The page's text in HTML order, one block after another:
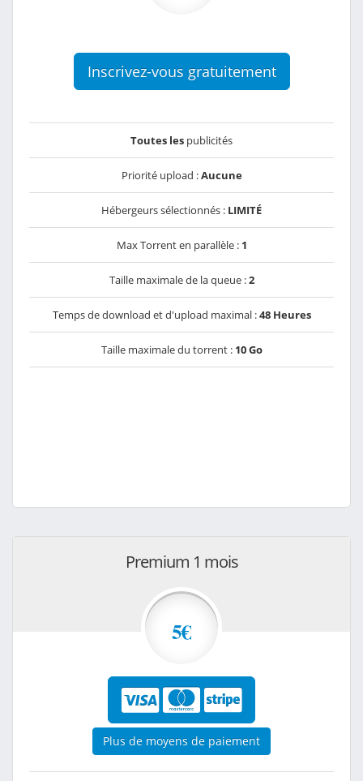
Inscrivez-vous gratuitement
Toutes les publicités
Priorité upload :Aucune
Hébergeurs sélectionnés : LIMITÉ
Max Torrent en parallèle : 1
Taille maximale de la queue :2
Temps de download et d'upload maximal :48 Heures
Taille maximale du torrent : 10 Go
Premium 1 mois
5€
Plus de moyens de paiement